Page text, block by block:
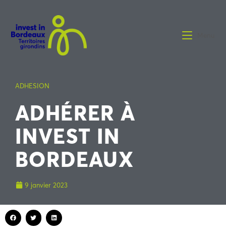
ADHESION
ADHÉRER À
INVEST IN
BORDEAUX
9 janvier 2023